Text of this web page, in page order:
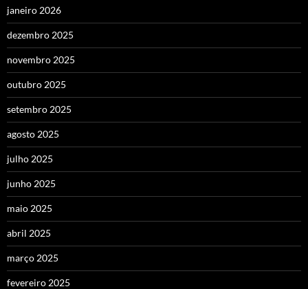
janeiro 2026
dezembro 2025
novembro 2025
outubro 2025
setembro 2025
agosto 2025
julho 2025
junho 2025
maio 2025
abril 2025
março 2025
fevereiro 2025